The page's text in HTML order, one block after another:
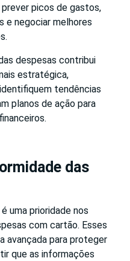
prever picos de gastos,
e negociar melhores
despesas contribui
estratégica,
tendências
planos de ação para
das
uma prioridade nos
com cartão. Esses
avançada para proteger
que as informações